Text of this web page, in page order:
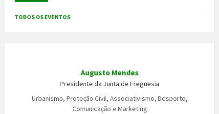
TODOS OS EVENTOS
Augusto Mendes
Presidente da Junta de Freguesia
Urbanismo, Proteção Civil, Associativismo, Desporto,
Comunicação e Marketing